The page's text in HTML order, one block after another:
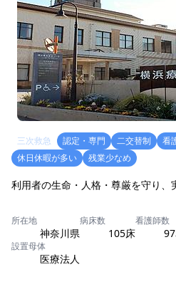
三次救急 認定・専門 二交替制 看
休日休暇が多い
残業少なめ
利用者の生命・人格・尊厳を守り、
所在地
神奈川県
病床数
105床
看護師数
設置母体
医療法人